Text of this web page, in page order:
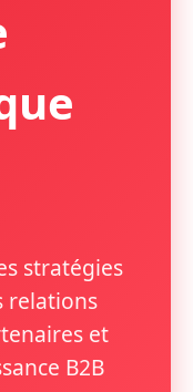
stratégies
relations
et
B2B